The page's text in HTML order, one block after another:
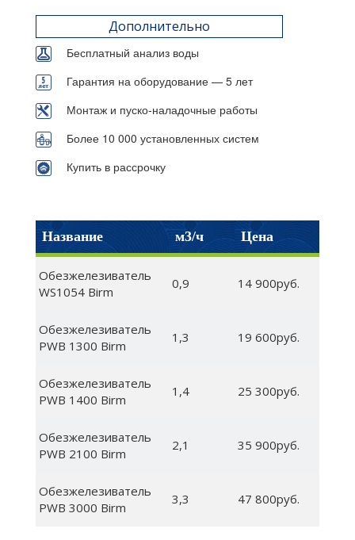
Дополнительно
Бесплатный анализ воды
Гарантия на оборудование — 5 лет
Монтаж и пуско-наладочные работы
Более 10 000 установленных систем
Купить в рассрочку
Название м3/ч Цена
Обезжелезиватель
WS1054 Birm
0,9 14 900руб.
Обезжелезиватель
PWB 1300 Birm
1,3 19 600руб.
Обезжелезиватель
PWB 1400 Birm
1,4 25 300руб.
Обезжелезиватель
PWB 2100 Birm
2,1 35 900руб.
Обезжелезиватель
PWB 3000 Birm
3,3 47 800руб.